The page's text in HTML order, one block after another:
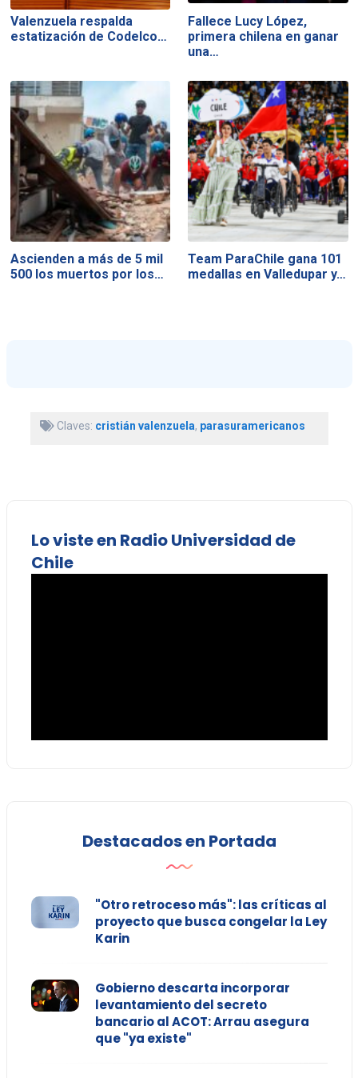
Valenzuela respalda
estatización de Codelco…
Fallece Lucy López,
primera chilena en ganar
una…
Ascienden a más de 5 mil
500 los muertos por los…
Team ParaChile gana 101
medallas en Valledupar y…
Claves: cristián valenzuela, parasuramericanos
Lo viste en Radio Universidad de
Chile
Destacados en Portada
"Otro retroceso más": las críticas al
proyecto que busca congelar la Ley
Karin
Gobierno descarta incorporar
levantamiento del secreto
bancario al ACOT: Arrau asegura
que "ya existe"